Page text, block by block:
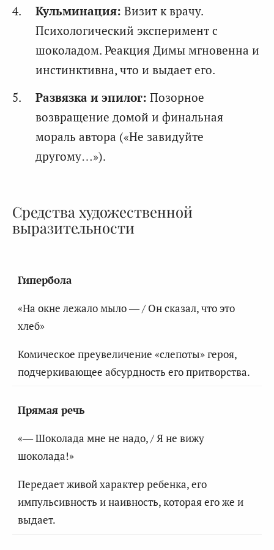
Кульминация: Визит к врачу.
Психологический эксперимент с
шоколадом. Реакция Димы мгновенна и
инстинктивна, что и выдает его.
Развязка и эпилог: Позорное
возвращение домой и финальная
мораль автора («Не завидуйте
другому…»).
Средства художественной
выразительности
Гипербола
«На окне лежало мыло — / Он сказал, что это
хлеб»
Комическое преувеличение «слепоты» героя,
подчеркивающее абсурдность его притворства.
Прямая речь
«— Шоколада мне не надо, / Я не вижу
шоколада!»
Передает живой характер ребенка, его
импульсивность и наивность, которая его же и
выдает.